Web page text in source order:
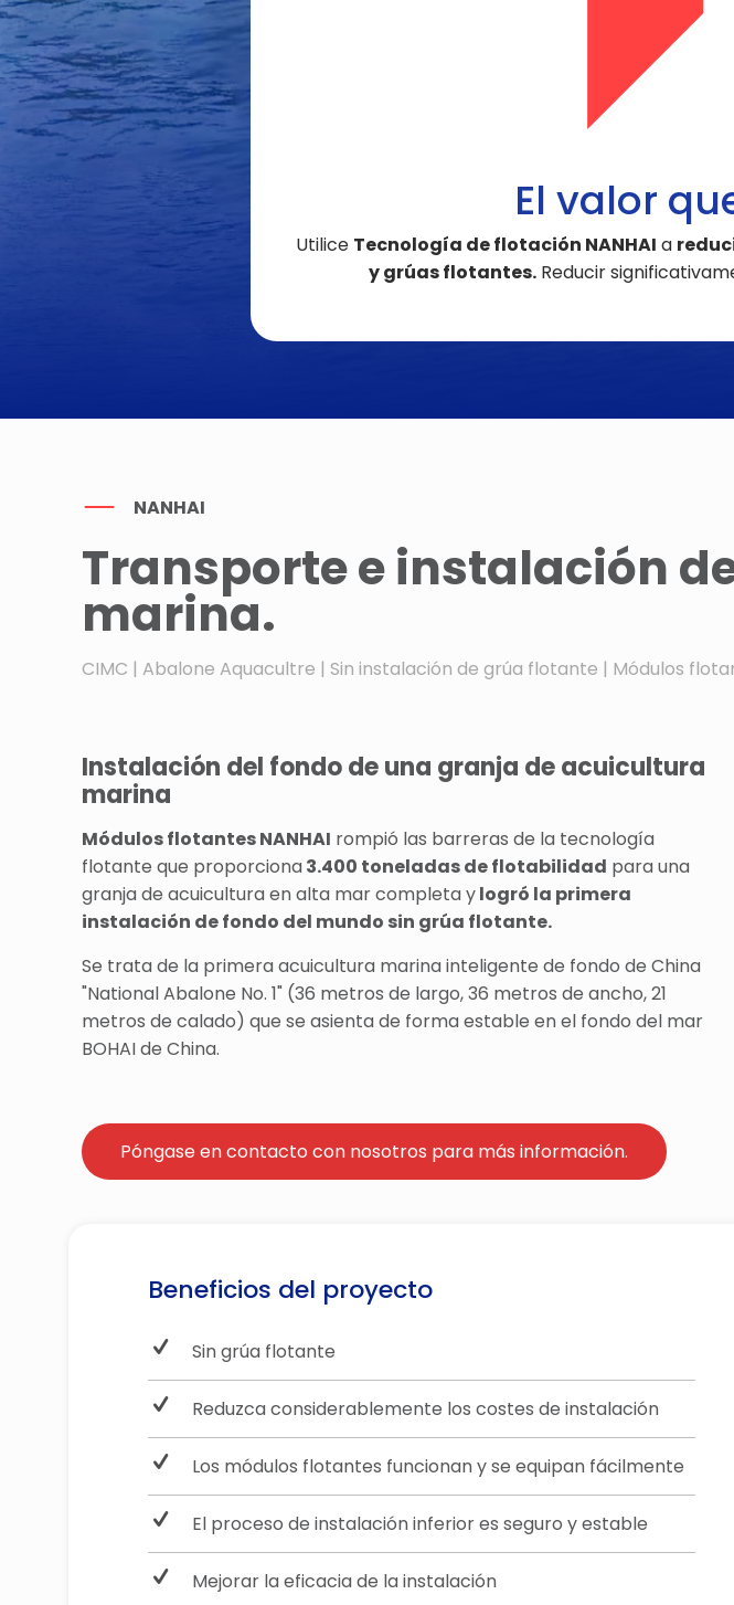
El valor
Utilice Tecnología de flotación NANHAI a
y grúas flotantes.Reducir
NANHAI
Transporte e instalación
marina.
CIMC | Abalone Aquacultre | Sin instalación de grúa flotante | Módulos
Instalación del fondo de una granja de acuicultura
marina
Módulos flotantes NANHAI rompió las barreras de la tecnología
flotante que proporciona3.400 toneladas de flotabilidad para una
granja de acuicultura en alta mar completa ylogró la primera
instalación de fondo del mundo sin grúa flotante.
Se trata de la primera acuicultura marina inteligente de fondo de China
"National Abalone No. 1" (36 metros de largo, 36 metros de ancho, 21
metros de calado) que se asienta de forma estable en el fondo del mar
BOHAI de China.
Póngase en contacto con nosotros para más información.
Beneficios del proyecto
Sin grúa flotante
Reduzca considerablemente los costes de instalación
Los módulos flotantes funcionan y se equipan fácilmente
El proceso de instalación inferior es seguro y estable
Mejorar la eficacia de la instalación